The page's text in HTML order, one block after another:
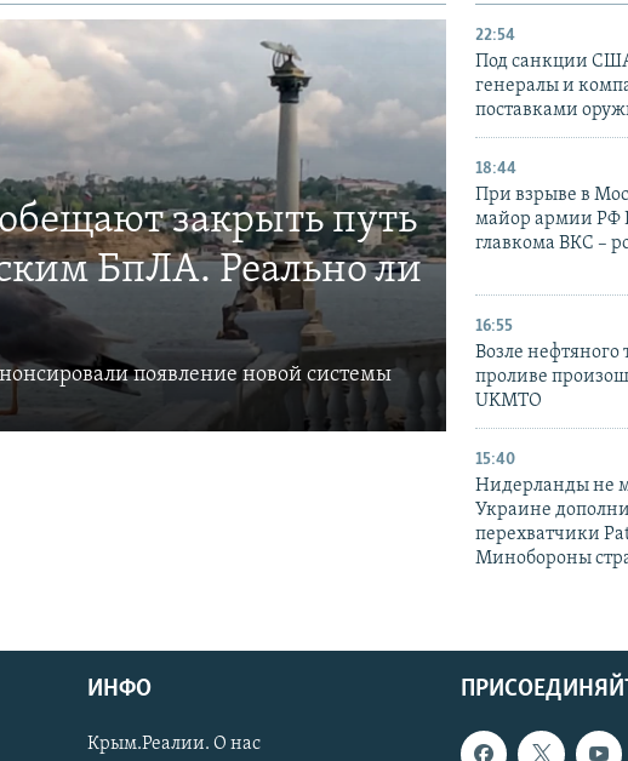
закрыть путь
БпЛА. Реально ли
появление новой системы
22:54
Под санкции
генералы и
поставками
18:44
При взрыве в
майор армии РФ
главкома ВКС –
16:55
Возле
проливе
UKMTO
15:40
Нидерланды не
Украине
перехватчики
Минобороны
ИНФО
Крым.Реалии. О нас